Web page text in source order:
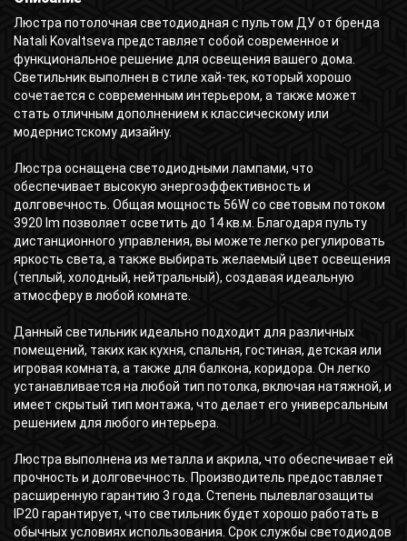
Люстра потолочная светодиодная с пультом ДУ от бренда
Natali Kovaltseva представляет собой современное и
функциональное решение для освещения вашего дома.
Светильник выполнен в стиле хай-тек, который хорошо
сочетается с современным интерьером, а также может
стать отличным дополнением к классическому или
модернистскому дизайну.
Люстра оснащена светодиодными лампами, что
обеспечивает высокую энергоэффективность и
долговечность. Общая мощность 56W со световым потоком
3920 lm позволяет осветить до 14 кв.м. Благодаря пульту
дистанционного управления, вы можете легко регулировать
яркость света, а также выбирать желаемый цвет освещения
(теплый, холодный, нейтральный), создавая идеальную
атмосферу в любой комнате.
Данный светильник идеально подходит для различных
помещений, таких как кухня, спальня, гостиная, детская или
игровая комната, а также для балкона, коридора. Он легко
устанавливается на любой тип потолка, включая натяжной, и
имеет скрытый тип монтажа, что делает его универсальным
решением для любого интерьера.
Люстра выполнена из металла и акрила, что обеспечивает ей
прочность и долговечность. Производитель предоставляет
расширенную гарантию 3 года. Степень пылевлагозащиты
IP20 гарантирует, что светильник будет хорошо работать в
обычных условиях использования. Срок службы светодиодов